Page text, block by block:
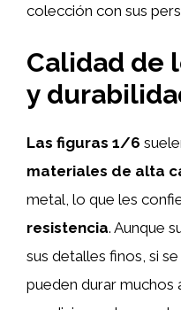
colección con sus
Calidad de
y
Las figuras 1/6
materiales de alta
metal, lo que les
resistencia. Aunque
sus detalles finos, si
pueden durar muchos